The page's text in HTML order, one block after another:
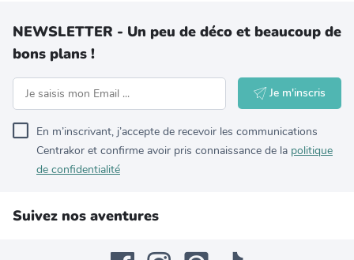
NEWSLETTER - Un peu de déco et beaucoup de
bons plans !
Je m'inscris
En m’inscrivant, j’accepte de recevoir les communications
Centrakor et confirme avoir pris connaissance de la politique
de confidentialité
Suivez nos aventures